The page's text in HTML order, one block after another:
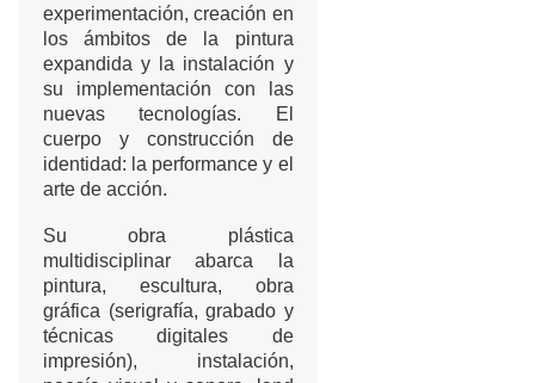
experimentación, creación en
los ámbitos de la pintura
expandida y la instalación y
su implementación con las
nuevas tecnologías. El
cuerpo y construcción de
identidad: la performance y el
arte de acción.
Su obra plástica
multidisciplinar abarca la
pintura, escultura, obra
gráfica (serigrafía, grabado y
técnicas digitales de
impresión), instalación,